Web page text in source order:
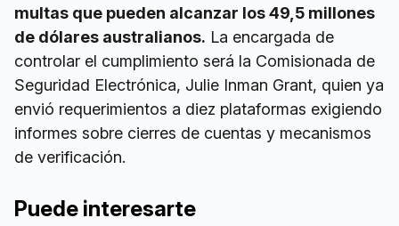
multas que pueden alcanzar los 49,5 millones
de dólares australianos. La encargada de
controlar el cumplimiento será la Comisionada de
Seguridad Electrónica, Julie Inman Grant, quien ya
envió requerimientos a diez plataformas exigiendo
informes sobre cierres de cuentas y mecanismos
de verificación.
Puede interesarte